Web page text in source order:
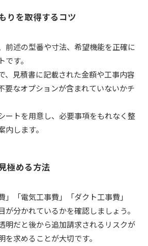
りを取得するコツ
前述の型番や寸法、希望機能を正確に
す。
、見積書に記載された金額や工事内容
要なオプションが含まれていないかチ
ートを用意し、必要事項をもれなく整
します。
極める方法
」「電気工事費」「ダクト工事費」
が分かれているかを確認しましょう。
明だと後から追加請求されるリスクが
を求めることが大切です。